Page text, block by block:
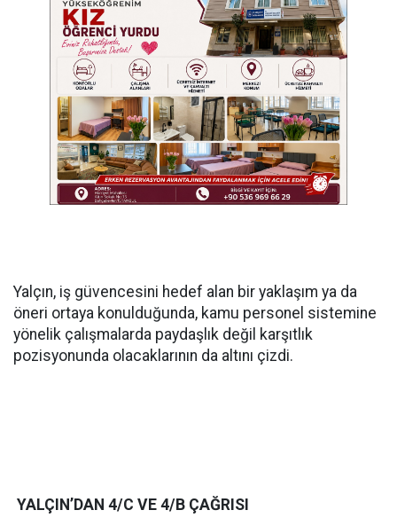
Yalçın, iş güvencesini hedef alan bir yaklaşım ya da
öneri ortaya konulduğunda, kamu personel sistemine
yönelik çalışmalarda paydaşlık değil karşıtlık
pozisyonunda olacaklarının da altını çizdi.
YALÇIN’DAN 4/C VE 4/B ÇAĞRISI